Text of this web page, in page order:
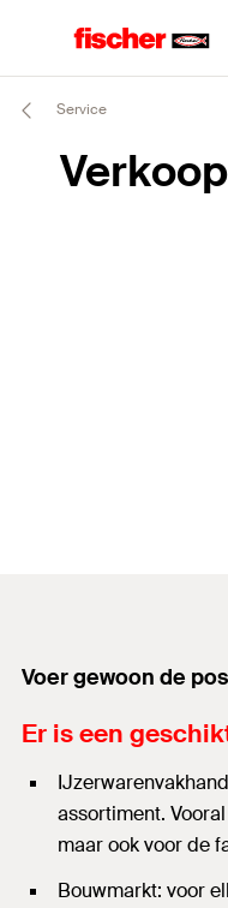
Service
Voer gewoon de
Er is een
assortiment.
maar ook voor de
Bouwmarkt: voor